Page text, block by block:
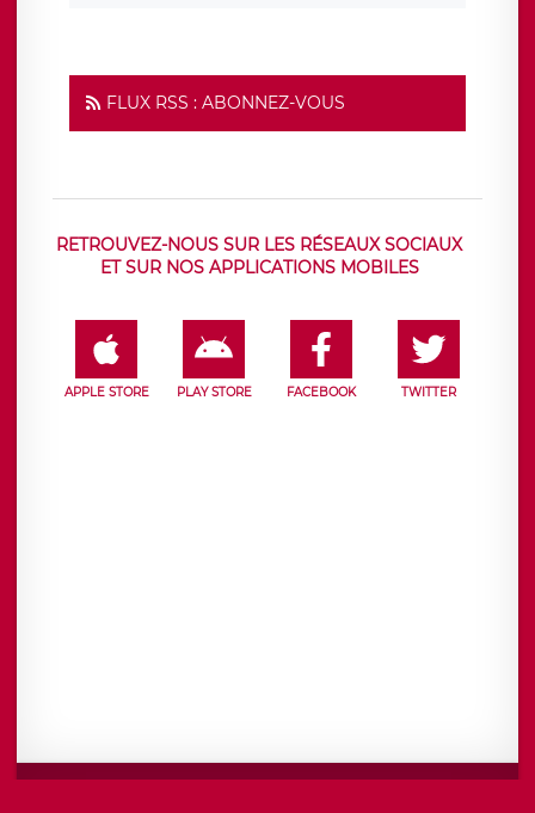
FLUX RSS : ABONNEZ-VOUS
RETROUVEZ-NOUS SUR LES RÉSEAUX SOCIAUX
ET SUR NOS APPLICATIONS MOBILES
APPLE STORE PLAY STORE FACEBOOK TWITTER